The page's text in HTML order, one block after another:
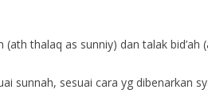
thalaq as sunniy) dan talak bid’ah
sunnah, sesuai cara yg dibenarkan